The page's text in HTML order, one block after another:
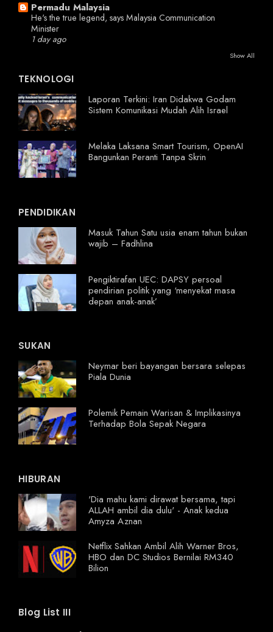
Permadu Malaysia
He's the true legend, says Malaysia Communication
Minister
1 day ago
Show All
TEKNOLOGI
Laporan Terkini: Iran Didakwa Godam
Sistem Komunikasi Mudah Alih Israel
Melaka Laksana Smart Tourism, OpenAI
Bangunkan Peranti Tanpa Skrin
PENDIDIKAN
Masuk Tahun Satu usia enam tahun bukan
wajib – Fadhlina
Pengiktirafan UEC: DAPSY persoal
pendirian politik yang ‘menyekat masa
depan anak-anak’
SUKAN
Neymar beri bayangan bersara selepas
Piala Dunia
Polemik Pemain Warisan & Implikasinya
Terhadap Bola Sepak Negara
HIBURAN
'Dia mahu kami dirawat bersama, tapi
ALLAH ambil dia dulu' - Anak kedua
Amyza Aznan
Netflix Sahkan Ambil Alih Warner Bros,
HBO dan DC Studios Bernilai RM340
Bilion
Blog List III